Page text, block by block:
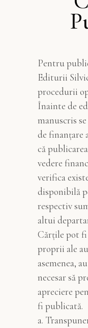
Pentru
Editurii
procedurii
Înainte de
manuscris
de finanțare
că
vedere
verifica
disponibilă
respectiv
altui
Cărțile pot
proprii ale
asemenea,
necesar să
apreciere
fi publicată.
a.